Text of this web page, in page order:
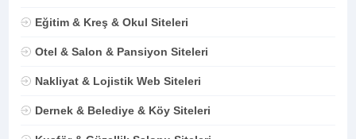
Eğitim & Kreş & Okul Siteleri
Otel & Salon & Pansiyon Siteleri
Nakliyat & Lojistik Web Siteleri
Dernek & Belediye & Köy Siteleri